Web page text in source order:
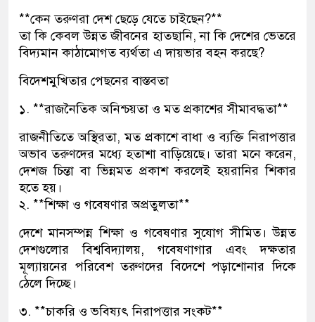
**কেন তরুণরা দেশ ছেড়ে যেতে চাইছেন?**
তা কি কেবল উন্নত জীবনের হাতছানি, না কি দেশের ভেতরে
বিদ্যমান কাঠামোগত ব্যর্থতা এ দায়ভার বহন করছে?
বিদেশমুখিতার পেছনের বাস্তবতা
১. **রাজনৈতিক অনিশ্চয়তা ও মত প্রকাশের সীমাবদ্ধতা**
রাজনীতিতে অস্থিরতা, মত প্রকাশে বাধা ও ব্যক্তি নিরাপত্তার
অভাব তরুণদের মধ্যে হতাশা বাড়িয়েছে। তারা মনে করেন,
দেশজ চিন্তা বা ভিন্নমত প্রকাশ করলেই হয়রানির শিকার
হতে হয়।
২. **শিক্ষা ও গবেষণার অপ্রতুলতা**
দেশে মানসম্পন্ন শিক্ষা ও গবেষণার সুযোগ সীমিত। উন্নত
দেশগুলোর বিশ্ববিদ্যালয়, গবেষণাগার এবং দক্ষতার
মূল্যায়নের পরিবেশ তরুণদের বিদেশে পড়াশোনার দিকে
ঠেলে দিচ্ছে।
৩. **চাকরি ও ভবিষ্যৎ নিরাপত্তার সংকট**